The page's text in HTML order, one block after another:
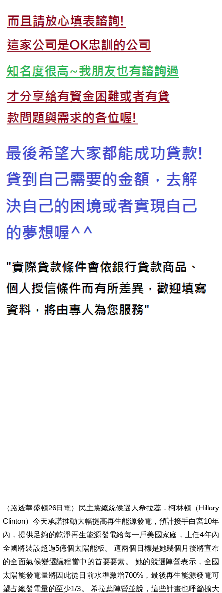
（路透華盛頓26日電）民主黨總統候選人希拉蕊．柯林頓（Hillary
Clinton）今天承諾推動大幅提高再生能源發電，預計接手白宮10年
內，提供足夠的乾淨再生能源發電給每一戶美國家庭，上任4年內
全國將裝設超過5億個太陽能板。 這兩個目標是她幾個月後將宣布
的全面氣候變遷議程當中的首要要素。 她的競選陣營表示，全國
太陽能發電量將因此從目前水準激增700%，最後再生能源發電可
望占總發電量的至少1/3。 希拉蕊陣營並說，這些計畫也呼籲擴大